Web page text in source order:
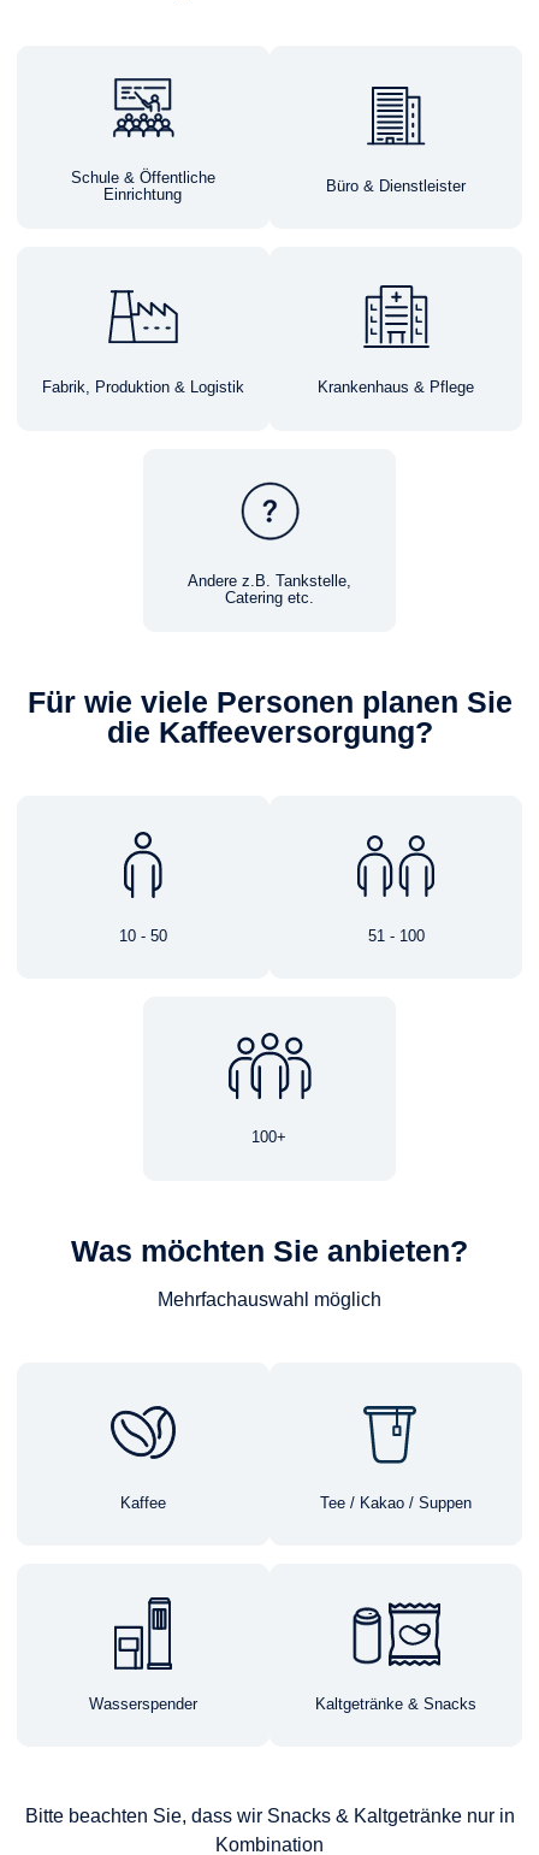
Schule & Öffentliche
Einrichtung
Büro & Dienstleister
Fabrik, Produktion & Logistik Krankenhaus & Pflege
Andere z.B. Tankstelle,
Catering etc.
Für wie viele Personen planen Sie
die Kaffeeversorgung?
10 - 50 51 - 100
100+
Was möchten Sie anbieten?
Mehrfachauswahl möglich
Kaffee Tee / Kakao / Suppen
Wasserspender Kaltgetränke & Snacks
Bitte beachten Sie, dass wir Snacks & Kaltgetränke nur in
Kombination